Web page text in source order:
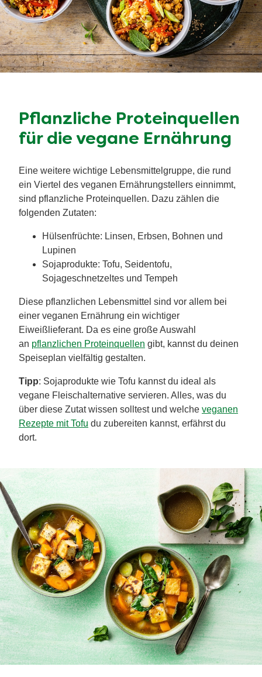
Pflanzliche Proteinquellen
für die vegane Ernährung
Eine weitere wichtige Lebensmittelgruppe, die rund
ein Viertel des veganen Ernährungstellers einnimmt,
sind pflanzliche Proteinquellen. Dazu zählen die
folgenden Zutaten:
Hülsenfrüchte: Linsen, Erbsen, Bohnen und
Lupinen
Sojaprodukte: Tofu, Seidentofu,
Sojageschnetzeltes und Tempeh
Diese pflanzlichen Lebensmittel sind vor allem bei
einer veganen Ernährung ein wichtiger
Eiweißlieferant. Da es eine große Auswahl
an pflanzlichen Proteinquellen gibt, kannst du deinen
Speiseplan vielfältig gestalten.
Tipp: Sojaprodukte wie Tofu kannst du ideal als
vegane Fleischalternative servieren. Alles, was du
über diese Zutat wissen solltest und welche veganen
Rezepte mit Tofu du zubereiten kannst, erfährst du
dort.